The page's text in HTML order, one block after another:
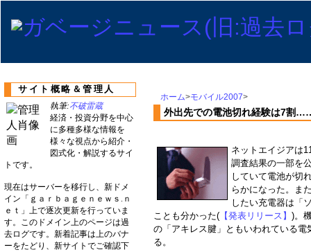
ホーム>モバイル2007>
外出先での電池切れ経験は7割
ネットエイジアは
調査結果の一部を
していて電池が切
らかになった。ま
したい充電器は「
ことも分かった( 【発表リリース】 )。
の「アキレス腱」ともいわれている
る。
サイト概略＆管理人
執筆:不破雷蔵
経済・投資分野を中心
に多種多様な情報を
様々な視点から紹介・
図式化・解説するサイ
トです。
現在はサーバーを移行し、新ドメ
イン「ｇａｒｂａｇｅｎｅｗｓ.ｎ
ｅｔ」上で逐次更新を行っていま
す。このドメイン上のページは過
去ログです。新着記事は上のバナ
ーをたどり、新サイトでご確認下